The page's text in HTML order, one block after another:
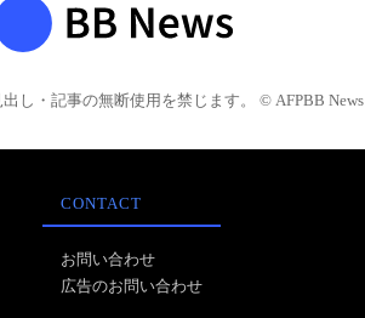
し・記事の無断使用を禁じます。 © AFPBB News
CONTACT
お問い合わせ
広告のお問い合わせ